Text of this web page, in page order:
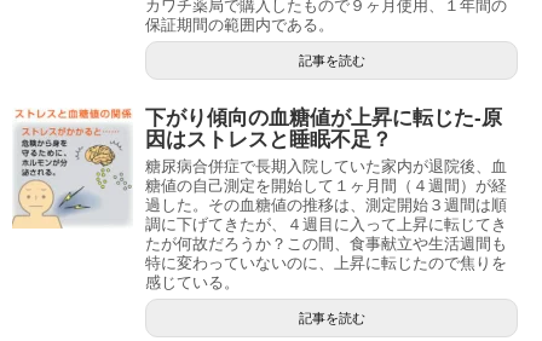
カワチ薬局で購入したもので９ヶ月使用、１年間の
保証期間の範囲内である。
記事を読む
下がり傾向の血糖値が上昇に転じた-原
因はストレスと睡眠不足？
糖尿病合併症で長期入院していた家内が退院後、血
糖値の自己測定を開始して１ヶ月間（４週間）が経
過した。その血糖値の推移は、測定開始３週間は順
調に下げてきたが、４週目に入って上昇に転じてき
たが何故だろうか？この間、食事献立や生活週間も
特に変わっていないのに、上昇に転じたので焦りを
感じている。
記事を読む